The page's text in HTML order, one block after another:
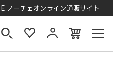
ノーチェオンライン通販サイト